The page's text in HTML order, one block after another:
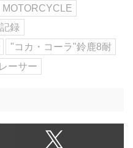
MOTORCYCLE
録
"コカ・コーラ"鈴鹿8耐
レーサー